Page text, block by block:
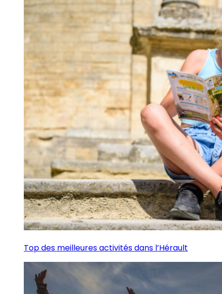
Top des meilleures activités dans l’Hérault